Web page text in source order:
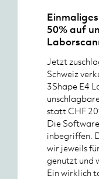
50% auf
Jetzt
Schweiz
3Shape E4
statt CHF
Die
inbegriffen.
wir jeweils
genutzt und
Ein wirklich